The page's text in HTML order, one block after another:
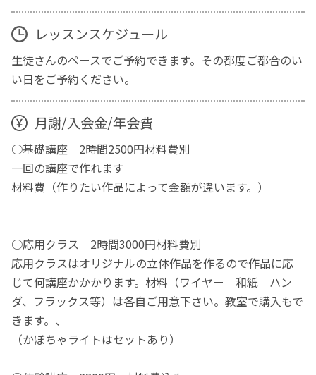
レッスンスケジュール
生徒さんのペースでご予約できます。その都度ご都合のい
い日をご予約ください。
月謝/入会金/年会費
○基礎講座 2時間2500円材料費別
一回の講座で作れます
材料費（作りたい作品によって金額が違います。）
○応用クラス 2時間3000円材料費別
応用クラスはオリジナルの立体作品を作るので作品に応
じて何講座かかかります。材料（ワイヤー 和紙 ハン
ダ、フラックス等）は各自ご用意下さい。教室で購入もで
きます。、
（かぼちゃライトはセットあり）